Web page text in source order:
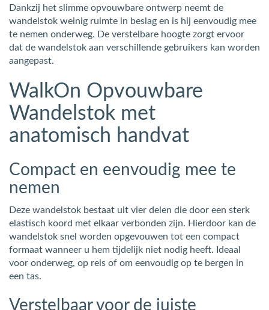
Dankzij het slimme opvouwbare ontwerp neemt de
wandelstok weinig ruimte in beslag en is hij eenvoudig mee
te nemen onderweg. De verstelbare hoogte zorgt ervoor
dat de wandelstok aan verschillende gebruikers kan worden
aangepast.
WalkOn Opvouwbare
Wandelstok met
anatomisch handvat
Compact en eenvoudig mee te
nemen
Deze wandelstok bestaat uit vier delen die door een sterk
elastisch koord met elkaar verbonden zijn. Hierdoor kan de
wandelstok snel worden opgevouwen tot een compact
formaat wanneer u hem tijdelijk niet nodig heeft. Ideaal
voor onderweg, op reis of om eenvoudig op te bergen in
een tas.
Verstelbaar voor de juiste